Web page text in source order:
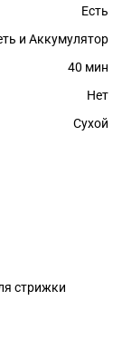
Есть
и Аккумулятор
40 мин
Нет
Сухой
стрижки